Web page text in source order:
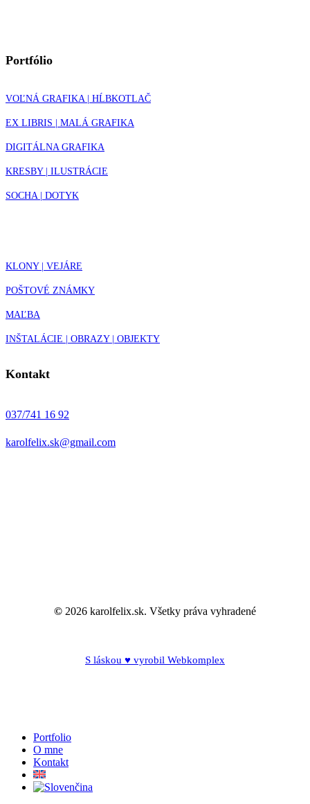
Portfólio
VOĽNÁ GRAFIKA | HĹBKOTLAČ
EX LIBRIS | MALÁ GRAFIKA
DIGITÁLNA GRAFIKA
KRESBY | ILUSTRÁCIE
SOCHA | DOTYK
KLONY | VEJÁRE
POŠTOVÉ ZNÁMKY
MAĽBA
INŠTALÁCIE | OBRAZY | OBJEKTY
Kontakt
037/741 16 92
karolfelix.sk@gmail.com
© 2026 karolfelix.sk. Všetky práva vyhradené
S láskou ♥ vyrobil Webkomplex
Menu
Portfolio
O mne
Kontakt